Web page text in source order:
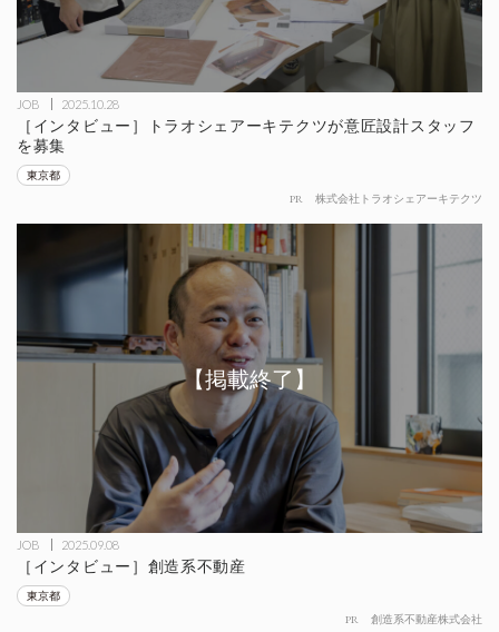
JOB 2025.10.28
［インタビュー］トラオシェアーキテクツが意匠設計スタッフ
を募集
東京都
PR 株式会社トラオシェアーキテクツ
JOB 2025.09.08
［インタビュー］創造系不動産
東京都
PR 創造系不動産株式会社